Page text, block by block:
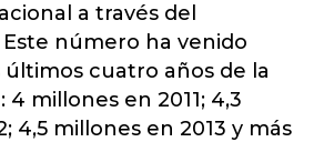
a través del
número ha venido
cuatro años de la
millones en 2011; 4,3
4,5 millones en 2013 y más